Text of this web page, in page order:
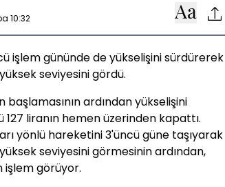
10:32
işlem gününde de yükselişini sürdürerek
seviyesini gördü.
ardından yükselişini
127 liranın hemen üzerinden kapattı.
yönlü hareketini 3'üncü güne taşıyarak
seviyesini görmesinin ardından,
işlem görüyor.